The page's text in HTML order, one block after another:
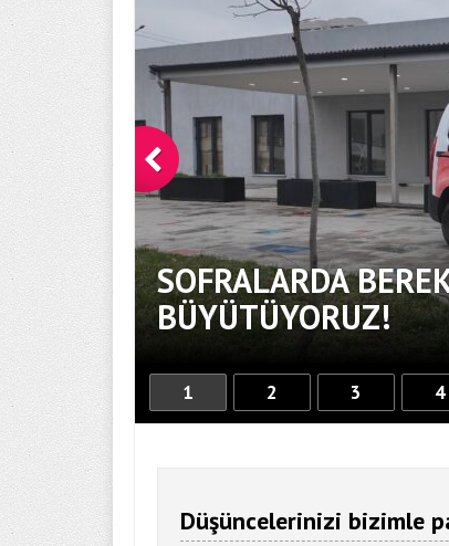
SOFRALARDA
BÜYÜTÜYORUZ!
1 2 3 4
Düşüncelerinizi bizimle